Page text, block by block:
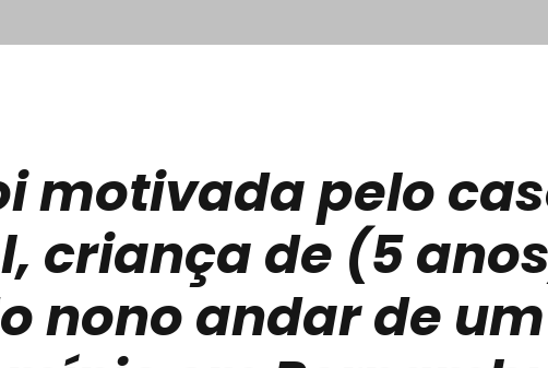
motivada pelo
criança de (5
nono andar de um